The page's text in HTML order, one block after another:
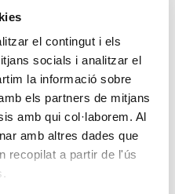
el contingut i els
socials i analitzar el
la informació sobre
els partners de mitjans
amb qui col·laborem. Al
amb altres dades que
recopilat a partir de l'ús
de
Girona:
de Comercio de
138,00 €
a